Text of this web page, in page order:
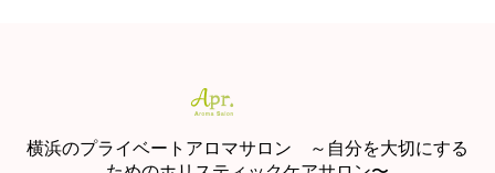
横浜のプライベートアロマサロン ～自分を大切にする